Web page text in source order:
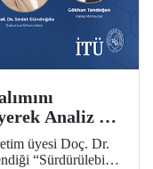
Analiz ve
Projeye
üyesi Doç. Dr.
“Sürdürülebilir